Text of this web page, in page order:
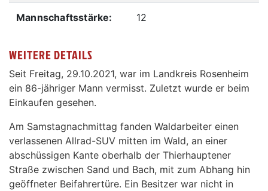
Mannschaftsstärke: 12
WEITERE DETAILS
Seit Freitag, 29.10.2021, war im Landkreis Rosenheim
ein 86-jähriger Mann vermisst. Zuletzt wurde er beim
Einkaufen gesehen.
Am Samstagnachmittag fanden Waldarbeiter einen
verlassenen Allrad-SUV mitten im Wald, an einer
abschüssigen Kante oberhalb der Thierhauptener
Straße zwischen Sand und Bach, mit zum Abhang hin
geöffneter Beifahrertüre. Ein Besitzer war nicht in